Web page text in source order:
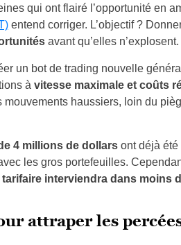
qui ont flairé l’opportunité en
entend corriger. L’objectif ?
avant qu’elles n’explosent.
un bot de trading nouvelle
à vitesse maximale et coûts
haussiers, loin du
4 millions de dollarsont déjà été
les gros portefeuilles.
interviendra dans moins
attraper les